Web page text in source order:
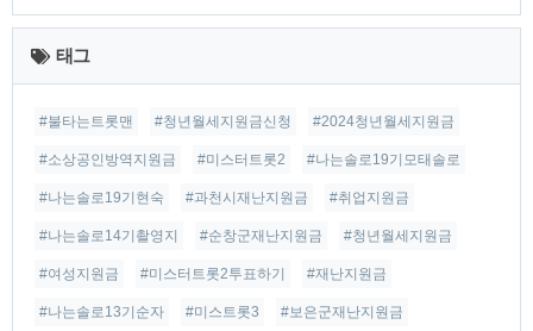
최
근
글
태그
#불타는트롯맨 #청년월세지원금신청 #2024청년월세지원금
#소상공인방역지원금 #미스터트롯2 #나는솔로19기모태솔로
#나는솔로19기현숙 #과천시재난지원금 #취업지원금
#나는솔로14기촬영지 #순창군재난지원금 #청년월세지원금
#여성지원금 #미스터트롯2투표하기 #재난지원금
#나는솔로13기순자 #미스트롯3 #보은군재난지원금